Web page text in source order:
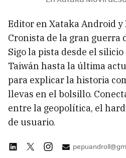
Editor en Xataka Android y
Cronista de la gran guerra
Sigo la pista desde el
Taiwán hasta la última
para explicar la historia
llevas en el bolsillo.
entre la geopolítica, el
de usuario.